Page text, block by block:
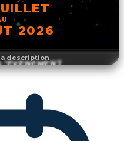
description
2026